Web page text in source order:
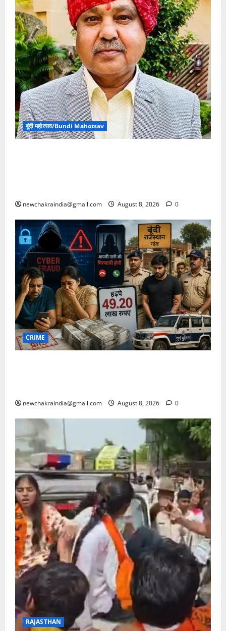
बूंदी महोत्सव/Bundi Mahotsav
newchakraindia@gmail.com August 8, 2026 0
CRIME
newchakraindia@gmail.com August 8, 2026 0
RAJASTHAN